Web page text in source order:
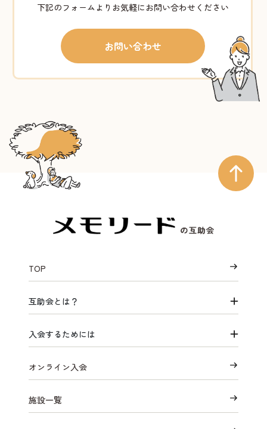
下記のフォームよりお気軽にお問い合わせください
お問い合わせ
TOP
互助会とは？
入会するためには
オンライン入会
施設一覧